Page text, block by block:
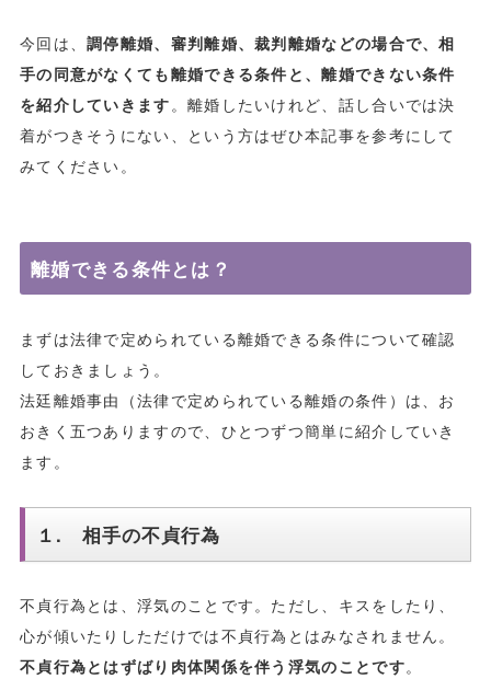
今回は、調停離婚、審判離婚、裁判離婚などの場合で、相
手の同意がなくても離婚できる条件と、離婚できない条件
を紹介していきます 。離婚したいけれど、話し合いでは決
着がつきそうにない、という方はぜひ本記事を参考にして
みてください。
離婚できる条件とは？
まずは法律で定められている離婚できる条件について確認
しておきましょう。
法廷離婚事由（法律で定められている離婚の条件）は、お
おきく五つありますので、ひとつずつ簡単に紹介していき
ます。
１. 相手の不貞行為
不貞行為とは、浮気のことです。ただし、キスをしたり、
心が傾いたりしただけでは不貞行為とはみなされません。
不貞行為とはずばり肉体関係を伴う浮気のことです。